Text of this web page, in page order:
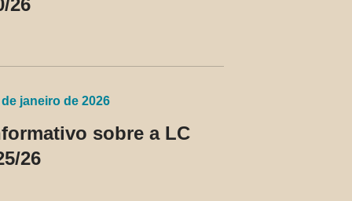
26
de janeiro de 2026
sobre a LC
26